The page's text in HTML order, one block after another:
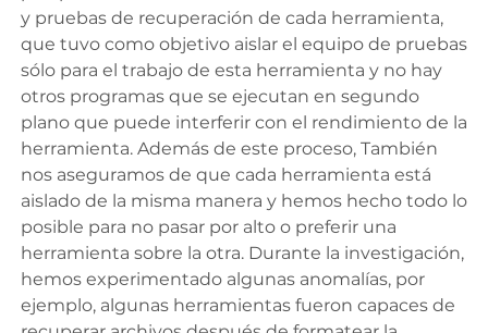
y pruebas de recuperación de cada herramienta,
que tuvo como objetivo aislar el equipo de pruebas
sólo para el trabajo de esta herramienta y no hay
otros programas que se ejecutan en segundo
plano que puede interferir con el rendimiento de la
herramienta. Además de este proceso, También
nos aseguramos de que cada herramienta está
aislado de la misma manera y hemos hecho todo lo
posible para no pasar por alto o preferir una
herramienta sobre la otra. Durante la investigación,
hemos experimentado algunas anomalías, por
ejemplo, algunas herramientas fueron capaces de